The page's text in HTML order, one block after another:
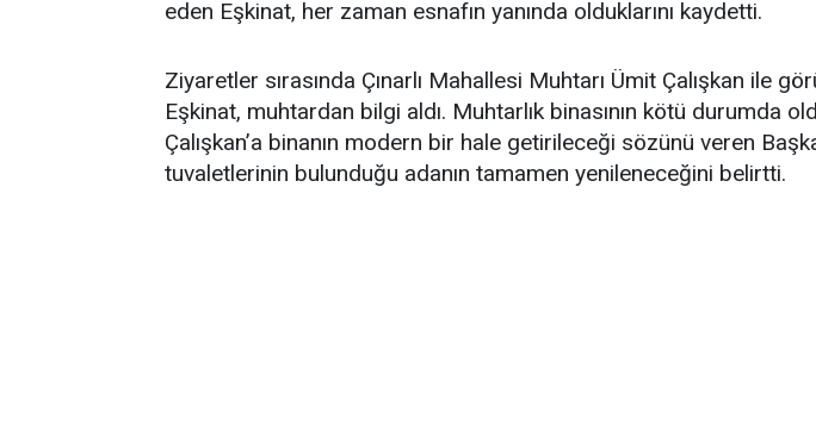
eden Eşkinat, her zaman esnafın yanında olduklarını kaydetti.
Ziyaretler sırasında Çınarlı Mahallesi Muhtarı Ümit Çalışkan ile
Eşkinat, muhtardan bilgi aldı. Muhtarlık binasının kötü durumda
Çalışkan’a binanın modern bir hale getirileceği sözünü veren
tuvaletlerinin bulunduğu adanın tamamen yenileneceğini belirtti.